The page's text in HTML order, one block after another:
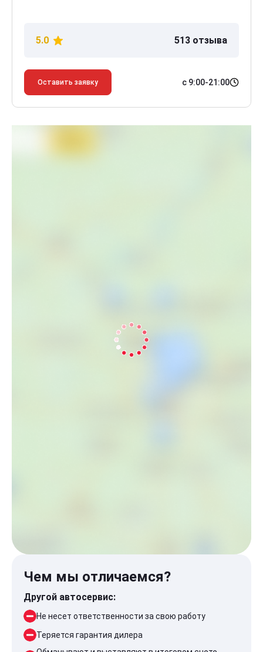
5.0 513 отзыва
Оставить заявку с 9:00-21:00
Чем мы отличаемся?
Другой автосервис:
Не несет ответственности за свою работу
Теряется гарантия дилера